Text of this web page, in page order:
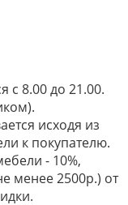
с 8.00 до 21.00.
исходя из
к покупателю.
- 10%,
менее 2500р.) от